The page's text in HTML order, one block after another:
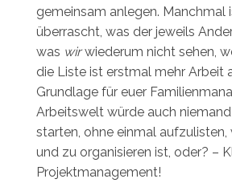
gemeinsam anlegen. Manchmal
überrascht, was der jeweils
was wirwiederum nicht sehen,
die Liste ist erstmal mehr Arbeit
Grundlage für euer
Arbeitswelt würde auch
starten, ohne einmal
und zu organisieren ist, oder? –
Projektmanagement!